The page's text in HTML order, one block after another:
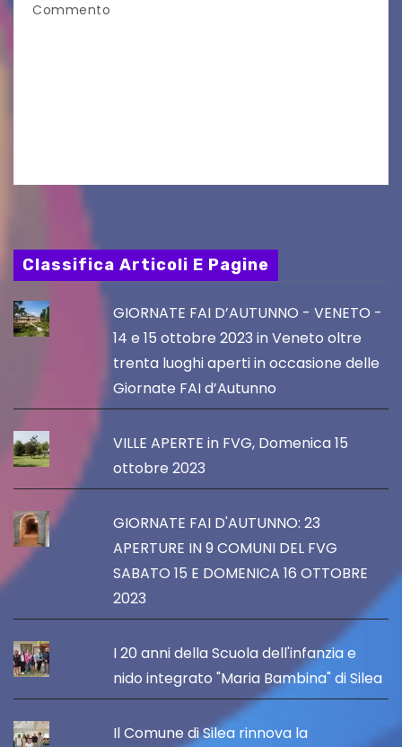
Commento
Classifica Articoli E Pagine
GIORNATE FAI D’AUTUNNO - VENETO -
14 e 15 ottobre 2023 in Veneto oltre
trenta luoghi aperti in occasione delle
Giornate FAI d’Autunno
VILLE APERTE in FVG, Domenica 15
ottobre 2023
GIORNATE FAI D'AUTUNNO: 23
APERTURE IN 9 COMUNI DEL FVG
SABATO 15 E DOMENICA 16 OTTOBRE
2023
I 20 anni della Scuola dell'infanzia e
nido integrato "Maria Bambina" di Silea
Il Comune di Silea rinnova la